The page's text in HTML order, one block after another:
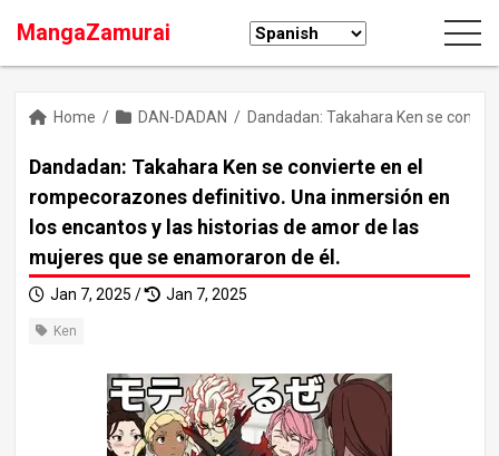
MangaZamurai
Home / DAN-DADAN / Dandadan: Takahara Ken se
Dandadan: Takahara Ken se convierte en el
rompecorazones definitivo. Una inmersión en
los encantos y las historias de amor de las
mujeres que se enamoraron de él.
Jan 7, 2025 / Jan 7, 2025
Ken